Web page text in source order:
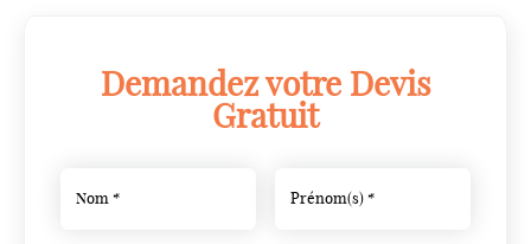
Demandez votre Devis
Gratuit